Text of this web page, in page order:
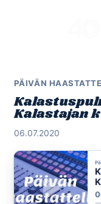
PÄIVÄN
Kalastajan
06.07.2020